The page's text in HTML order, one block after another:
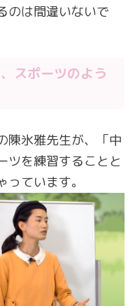
のは間違いないで
スポーツのよう
陳氷雅先生が、「中
ツを練習することと
ています。